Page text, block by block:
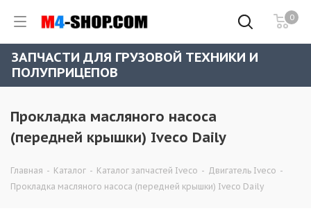
0
ЗАПЧАСТИ ДЛЯ ГРУЗОВОЙ ТЕХНИКИ И
ПОЛУПРИЦЕПОВ
Прокладка масляного насоса
(передней крышки) Iveco Daily
Главная - Каталог - Каталог запчастей Iveco - Двигатель Iveco -
Прокладка масляного насоса (передней крышки) Iveco Daily